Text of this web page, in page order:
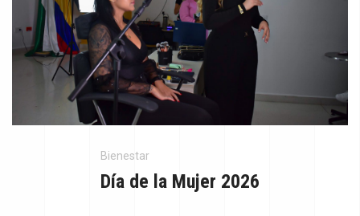
Bienestar
Día de la Mujer 2026